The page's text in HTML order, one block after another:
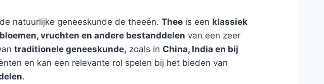
natuurlijke geneeskunde de theeën. Theeis een klassiek
vruchten en andere bestanddelen van een zeer
traditionele geneeskunde, zoals in China, India en bij
en kan een relevante rol spelen bij het bieden van
.